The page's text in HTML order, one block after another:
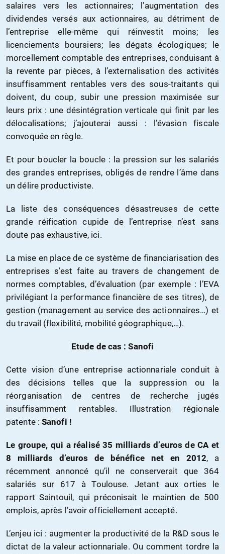
salaires vers les actionnaires; l’augmentation des
dividendes versés aux actionnaires, au détriment de
l’entreprise elle-même qui réinvestit moins; les
licenciements boursiers; les dégats écologiques; le
morcellement comptable des entreprises, conduisant à
la revente par pièces, à l’externalisation des activités
insuffisamment rentables vers des sous-traitants qui
doivent, du coup, subir une pression maximisée sur
leurs prix : une désintégration verticale qui finit par les
délocalisations; j’ajouterai aussi : l’évasion fiscale
convoquée en règle.
Et pour boucler la boucle : la pression sur les salariés
des grandes entreprises, obligés de rendre l’âme dans
un délire productiviste.
La liste des conséquences désastreuses de cette
grande réification cupide de l’entreprise n’est sans
doute pas exhaustive, ici.
La mise en place de ce système de financiarisation des
entreprises s’est faite au travers de changement de
normes comptables, d’évaluation (par exemple : l’EVA
privilégiant la performance financière de ses titres), de
gestion (management au service des actionnaires…) et
du travail (flexibilité, mobilité géographique,…).
Etude de cas : Sanofi
Cette vision d’une entreprise actionnariale conduit à
des décisions telles que la suppression ou la
réorganisation de centres de recherche jugés
insuffisamment rentables. Illustration régionale
patente : Sanofi !
Le groupe, qui a réalisé 35 milliards d’euros de CA et
8 milliards d’euros de bénéfice net en 2012, a
récemment annoncé qu’il ne conserverait que 364
salariés sur 617 à Toulouse. Jetant aux orties le
rapport Saintouil, qui préconisait le maintien de 500
emplois, après l’avoir officiellement accepté.
L’enjeu ici : augmenter la productivité de la R&D sous le
dictat de la valeur actionnariale. Ou comment tordre la